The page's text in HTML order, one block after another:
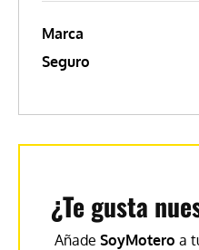
Marca
Seguro
¿Te gusta
Añade SoyMotero a